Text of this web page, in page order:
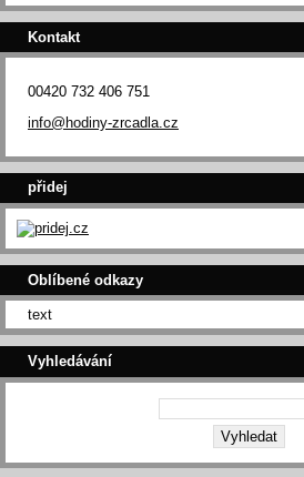
Kontakt
00420 732 406 751
info@hodiny-zrcadla.cz
přidej
Oblíbené odkazy
text
Vyhledávání